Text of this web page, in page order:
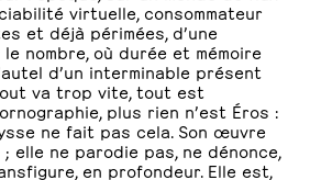
virtuelle, consommateur
et déjà périmées, d’une
nombre, où durée et mémoire
d’un interminable présent
va trop vite, tout est
plus rien n’est Éros :
ne fait pas cela. Son œuvre
elle ne parodie pas, ne dénonce,
en profondeur. Elle est,